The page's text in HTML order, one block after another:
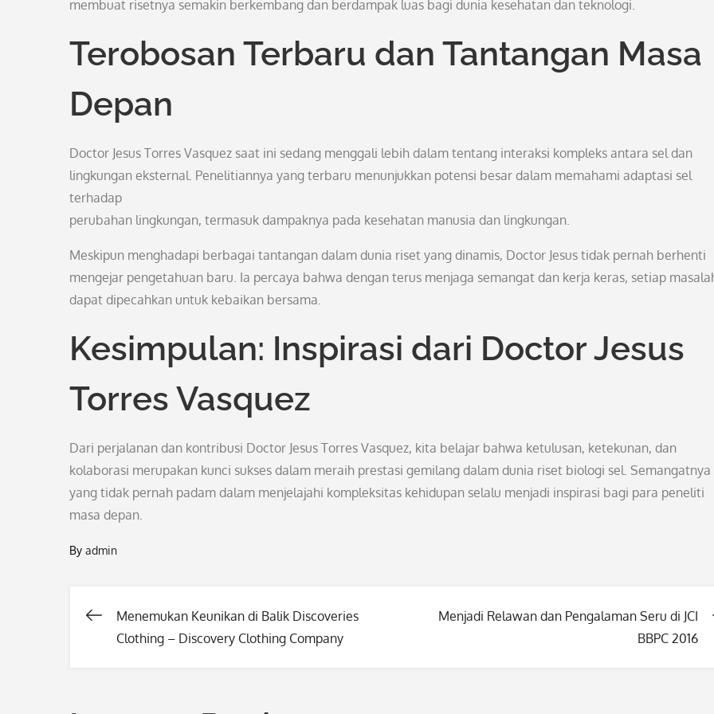
membuat risetnya semakin berkembang dan berdampak luas bagi dunia kesehatan dan teknologi.
Terobosan Terbaru dan Tantangan Masa
Depan
Doctor Jesus Torres Vasquez saat ini sedang menggali lebih dalam tentang interaksi kompleks antara sel dan
lingkungan eksternal. Penelitiannya yang terbaru menunjukkan potensi besar dalam memahami adaptasi sel
terhadap
perubahan lingkungan, termasuk dampaknya pada kesehatan manusia dan lingkungan.
Meskipun menghadapi berbagai tantangan dalam dunia riset yang dinamis, Doctor Jesus tidak pernah berhenti
mengejar pengetahuan baru. Ia percaya bahwa dengan terus menjaga semangat dan kerja keras, setiap
dapat dipecahkan untuk kebaikan bersama.
Kesimpulan: Inspirasi dari Doctor Jesus
Torres Vasquez
Dari perjalanan dan kontribusi Doctor Jesus Torres Vasquez, kita belajar bahwa ketulusan, ketekunan, dan
kolaborasi merupakan kunci sukses dalam meraih prestasi gemilang dalam dunia riset biologi sel. Semangatnya
yang tidak pernah padam dalam menjelajahi kompleksitas kehidupan selalu menjadi inspirasi bagi para peneliti
masa depan.
By admin
Post
Menemukan Keunikan di Balik Discoveries
Clothing – Discovery Clothing Company
Menjadi Relawan dan Pengalaman Seru di JCI
BBPC 2016